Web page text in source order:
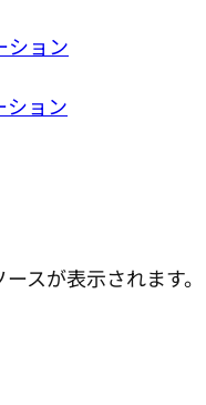
ション
ション
スが表示されます。